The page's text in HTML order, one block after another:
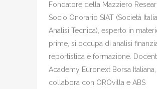
Fondatore della Mazziero
Socio Onorario SIAT (Società
Analisi Tecnica), esperto in
prime, si occupa di analisi
reportistica e formazione.
Academy Euronext Borsa Italiana,
collabora con OROvilla e ABS